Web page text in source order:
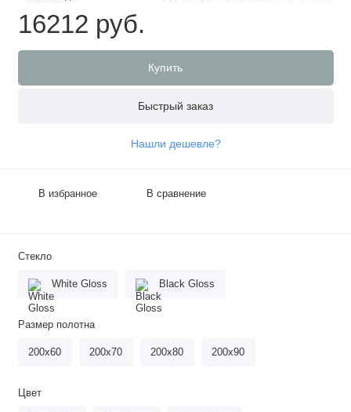
16212 руб.
Купить
Быстрый заказ
Нашли дешевле?
В избранное В сравнение
Стекло
White Gloss Black Gloss
Размер полотна
200х60 200х70 200х80 200х90
Цвет